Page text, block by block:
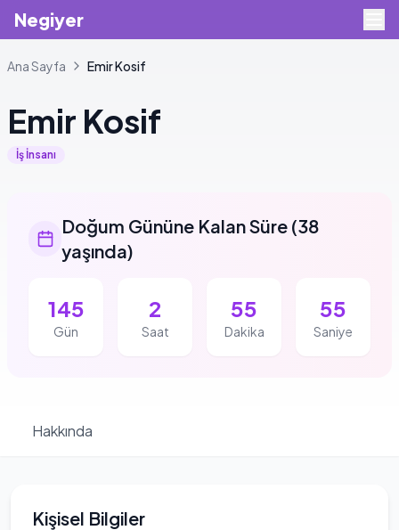
Negiyer
Ana Sayfa EmirKosif
Emir Kosif
İş İnsanı
Doğum Gününe Kalan Süre (38
yaşında)
145
Gün
2
Saat
55
Dakika
55
Saniye
Hakkında
Kişisel Bilgiler